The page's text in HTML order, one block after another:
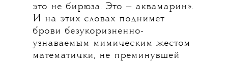
это не бирюза. Это — аквамарин».
И на этих словах поднимет
брови безукоризненно-
узнаваемым мимическим жестом
математички, не преминувшей